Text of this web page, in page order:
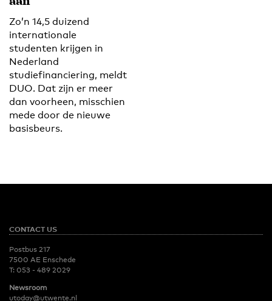
Zo’n 14,5 duizend
internationale
studenten krijgen in
Nederland
studiefinanciering, meldt
DUO. Dat zijn er meer
dan voorheen, misschien
mede door de nieuwe
basisbeurs.
CONTACT US
Postbus 217
7500 AE Enschede
T: 053 - 489 2029
Newsroom
utoday@utwente.nl